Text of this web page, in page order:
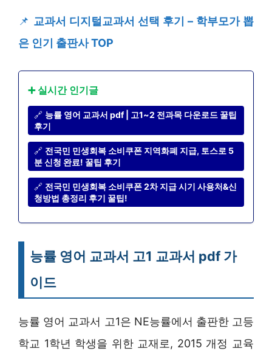
📌 교과서 디지털교과서 선택 후기 – 학부모가 뽑
은 인기 출판사 TOP
➕ 실시간 인기글
🔗 능률 영어 교과서 pdf | 고1~2 전과목 다운로드 꿀팁
후기
🔗 전국민 민생회복 소비쿠폰 지역화폐 지급, 토스로 5
분 신청 완료! 꿀팁 후기
🔗 전국민 민생회복 소비쿠폰 2차 지급 시기 사용처&신
청방법 총정리 후기 꿀팁!
능률 영어 교과서 고1 교과서 pdf 가
이드
능률 영어 교과서 고1은 NE능률에서 출판한 고등
학교 1학년 학생을 위한 교재로, 2015 개정 교육